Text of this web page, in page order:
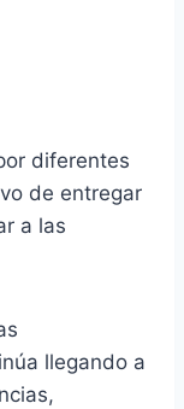
diferentes
de entregar
a las
llegando a